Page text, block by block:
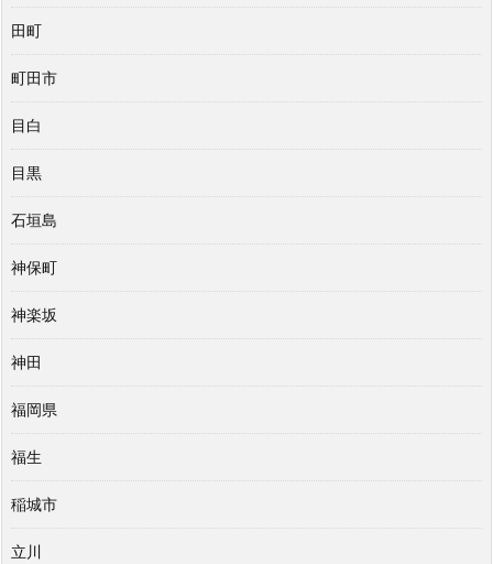
田町
町田市
目白
目黒
石垣島
神保町
神楽坂
神田
福岡県
福生
稲城市
立川